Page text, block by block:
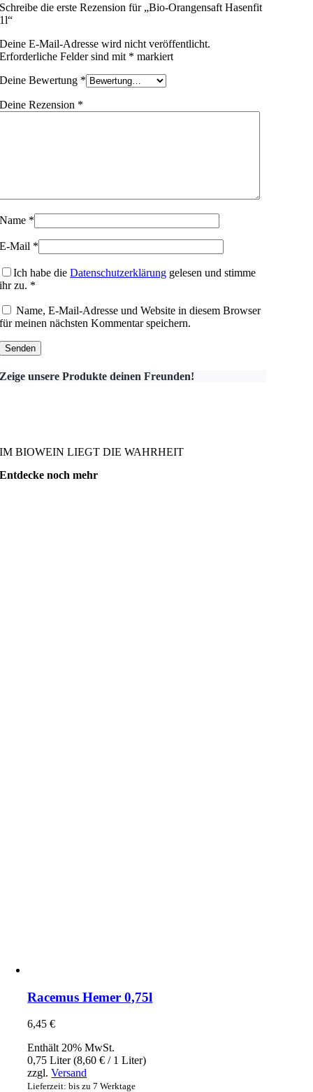
Schreibe die erste Rezension für „Bio-Orangensaft Hasenfit
1l“
Deine E-Mail-Adresse wird nicht veröffentlicht.
Erforderliche Felder sind mit * markiert
Deine Bewertung *
Deine Rezension *
Name *
E-Mail *
Ich habe dieDatenschutzerklärung gelesen und stimme
ihr zu. *
Name, E-Mail-Adresse und Website in diesem Browser
für meinen nächsten Kommentar speichern.
Zeige unsere Produkte deinen Freunden!
IM BIOWEIN LIEGT DIE WAHRHEIT
Entdecke noch mehr
Racemus Hemer 0,75l
6,45€
Enthält 20% MwSt.
0,75 Liter (8,60€ / 1 Liter)
zzgl.Versand
Lieferzeit: bis zu 7 Werktage